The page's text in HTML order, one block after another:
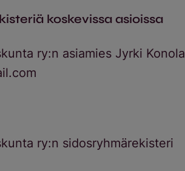
koskevissa asioissa
ry:n asiamies Jyrki Konola
ry:n sidosryhmärekisteri